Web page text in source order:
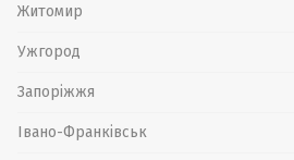
Житомир
Ужгород
Запоріжжя
Івано-Франківськ